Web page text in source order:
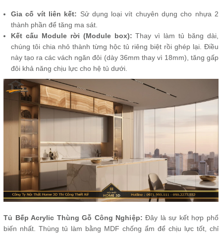
Gia cố vít liên kết: Sử dụng loại vít chuyên dụng cho nhựa 2
thành phần để tăng ma sát.
Kết cấu Module rời (Module box): Thay vì làm tủ băng dài,
chúng tôi chia nhỏ thành từng hộc tủ riêng biệt rồi ghép lại. Điều
này tạo ra các vách ngăn đôi (dày 36mm thay vì 18mm), tăng gấp
đôi khả năng chịu lực cho hệ tủ dưới.
Tủ Bếp Acrylic Thùng Gỗ Công Nghiệp: Đây là sự kết hợp phổ
biến nhất. Thùng tủ làm bằng MDF chống ẩm để chịu lực tốt, chỉ